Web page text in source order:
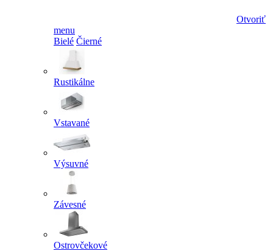
Otvoriť
menu
Bielé Čierné
Rustikálne
Vstavané
Výsuvné
Závesné
Ostrovčekové